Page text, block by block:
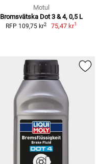
Motul
Bromsvätska Dot 3 & 4, 0,5 L
RFP 109,75 kr2 75,47 kr1